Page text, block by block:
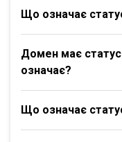
Що означає
Домен має
означає?
Що означає